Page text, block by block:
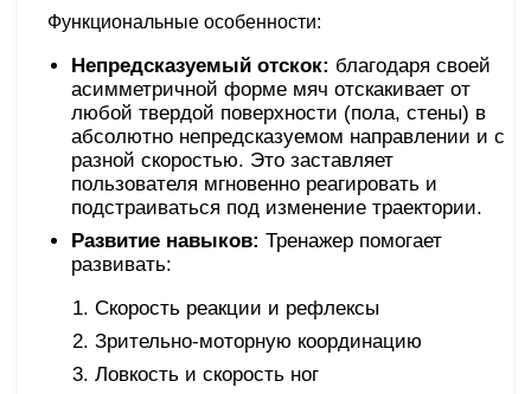
Функциональные особенности:
Непредсказуемый отскок: благодаря своей
асимметричной форме мяч отскакивает от
любой твердой поверхности (пола, стены) в
абсолютно непредсказуемом направлении и с
разной скоростью. Это заставляет
пользователя мгновенно реагировать и
подстраиваться под изменение траектории.
Развитие навыков: Тренажер помогает
развивать:
Скорость реакции и рефлексы
Зрительно-моторную координацию
Ловкость и скорость ног